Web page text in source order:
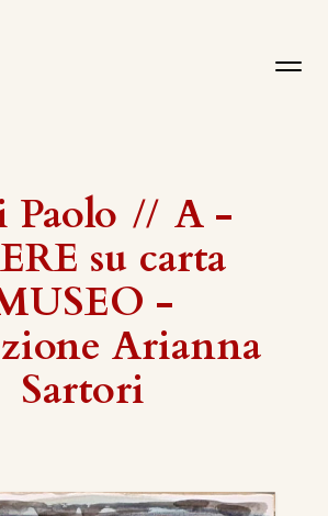
Paolo // A -
su carta
-
Arianna
Sartori